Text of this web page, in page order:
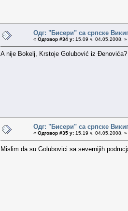
Одг: "Бисери" са српске
« Одговор #34 у: 15.09 ч. 04.05.2008. »
A nije Bokelj, Krstoje Golubović iz
Одг: "Бисери" са српске
« Одговор #35 у: 15.19 ч. 04.05.2008. »
Mislim da su Golubovici sa severnijih